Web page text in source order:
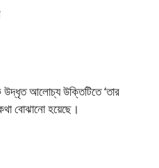
উদ্ধৃত আলোচ্য উক্তিটিতে ‘তার
বোঝানো হয়েছে।